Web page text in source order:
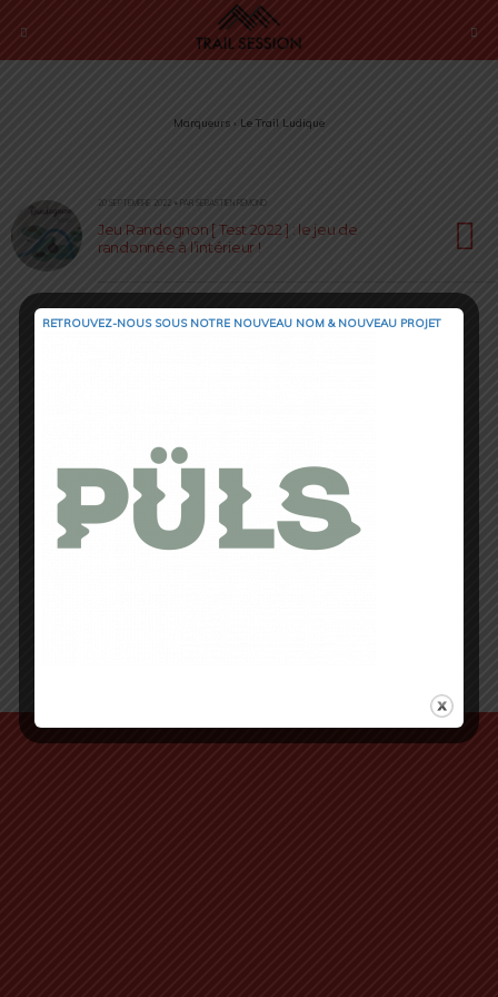
Marqueurs › Le Trail Ludique
20 SEPTEMBRE 2022 • PAR SÉBASTIEN RÉMOND
Jeu Randognon [ Test 2022 ] : le jeu de
randonnée à l’intérieur !
RETROUVEZ-NOUS SOUS NOTRE NOUVEAU NOM & NOUVEAU PROJET